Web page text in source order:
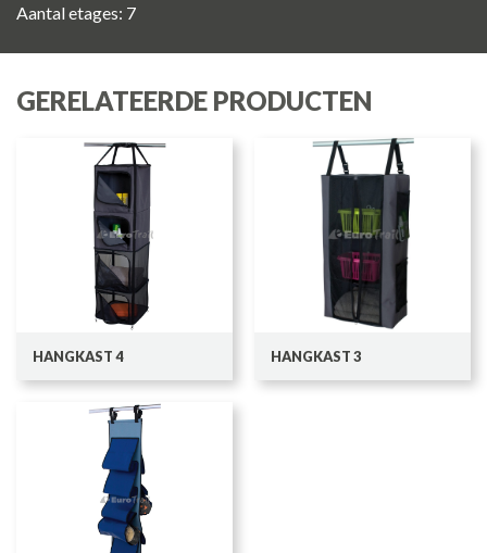
Aantal etages: 7
GERELATEERDE PRODUCTEN
HANGKAST 4 HANGKAST 3